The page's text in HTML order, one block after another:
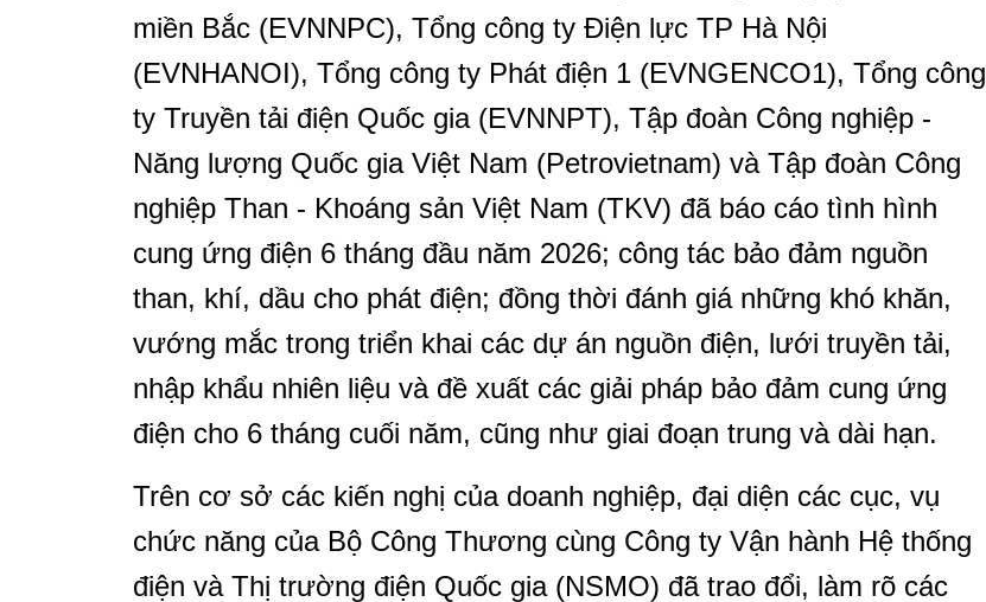
miền Bắc (EVNNPC), Tổng công ty Điện lực TP Hà Nội
(EVNHANOI), Tổng công ty Phát điện 1 (EVNGENCO1), Tổng công
ty Truyền tải điện Quốc gia (EVNNPT), Tập đoàn Công nghiệp -
Năng lượng Quốc gia Việt Nam (Petrovietnam) và Tập đoàn Công
nghiệp Than - Khoáng sản Việt Nam (TKV) đã báo cáo tình hình
cung ứng điện 6 tháng đầu năm 2026; công tác bảo đảm nguồn
than, khí, dầu cho phát điện; đồng thời đánh giá những khó khăn,
vướng mắc trong triển khai các dự án nguồn điện, lưới truyền tải,
nhập khẩu nhiên liệu và đề xuất các giải pháp bảo đảm cung ứng
điện cho 6 tháng cuối năm, cũng như giai đoạn trung và dài hạn.
Trên cơ sở các kiến nghị của doanh nghiệp, đại diện các cục, vụ
chức năng của Bộ Công Thương cùng Công ty Vận hành Hệ thống
điện và Thị trường điện Quốc gia (NSMO) đã trao đổi, làm rõ các